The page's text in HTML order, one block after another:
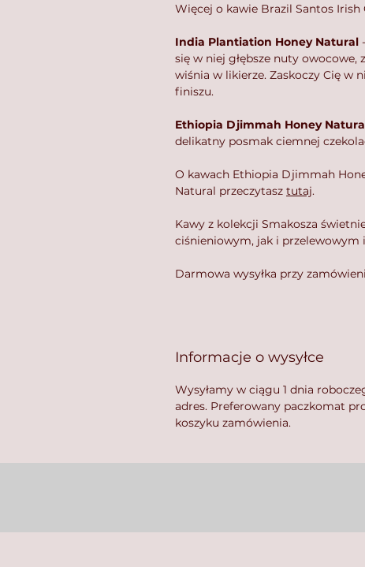
Więcej o kawie Brazil Santos Irish
India Plantiation Honey Natural
się w niej głębsze nuty
wiśnia w likierze. Zaskoczy Cię w
finiszu.
Ethiopia Djimmah Honey
delikatny posmak ciemnej
O kawach Ethiopia Djimmah
Natural przeczytasz tutaj.
Kawy z kolekcji Smakosza
ciśnieniowym, jak i przelewowym
Darmowa wysyłka przy
Informacje o wysyłce
Wysyłamy w ciągu 1 dnia
adres. Preferowany paczkomat
koszyku zamówienia.